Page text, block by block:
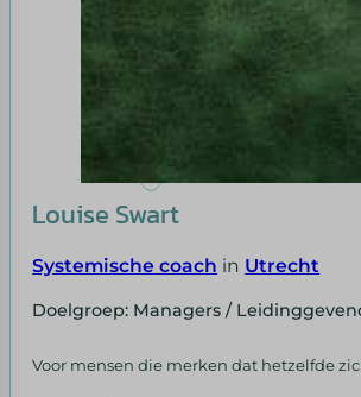
Louise Swart
Systemische coach in Utrecht
Doelgroep: Managers /
Voor mensen die merken dat hetzelfde